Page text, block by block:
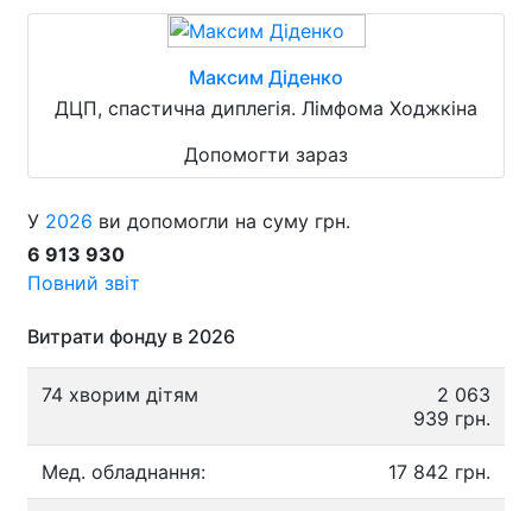
Максим Діденко
ДЦП, спастична диплегія. Лімфома Ходжкіна
Допомогти зараз
У 2026 ви допомогли на суму грн.
6 913 930
Повний звіт
Витрати фонду в 2026
74 хворим дітям
2 063
939 грн.
Мед. обладнання: 17 842 грн.